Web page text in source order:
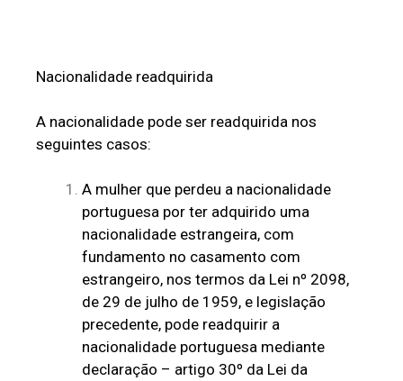
Nacionalidade readquirida
A nacionalidade pode ser readquirida nos
seguintes casos:
A mulher que perdeu a nacionalidade
portuguesa por ter adquirido uma
nacionalidade estrangeira, com
fundamento no casamento com
estrangeiro, nos termos da Lei nº 2098,
de 29 de julho de 1959, e legislação
precedente, pode readquirir a
nacionalidade portuguesa mediante
declaração – artigo 30º da Lei da